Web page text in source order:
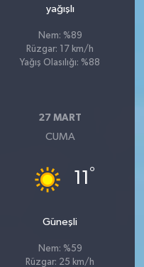
yağışlı
Nem: %89
Rüzgar: 17 km/h
Yağış Olasılığı: %88
27 MART
CUMA
11 °
Güneşli
Nem: %59
Rüzgar: 25 km/h